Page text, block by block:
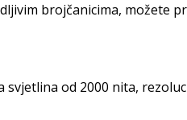
brojčanicima, možete
svjetlina od 2000 nita,